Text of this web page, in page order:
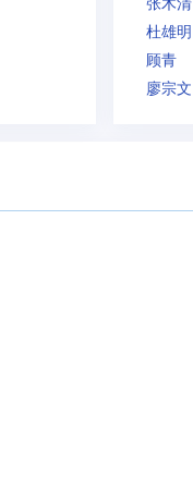
杜雄明
顾青
廖宗文